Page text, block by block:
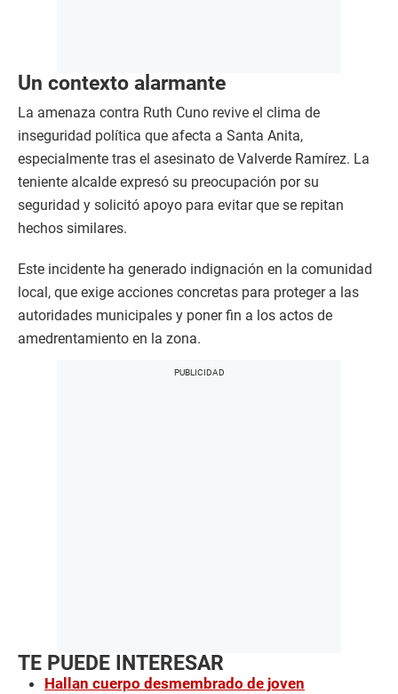
Un contexto alarmante
La amenaza contra Ruth Cuno revive el clima de
inseguridad política que afecta a Santa Anita,
especialmente tras el asesinato de Valverde Ramírez. La
teniente alcalde expresó su preocupación por su
seguridad y solicitó apoyo para evitar que se repitan
hechos similares.
Este incidente ha generado indignación en la comunidad
local, que exige acciones concretas para proteger a las
autoridades municipales y poner fin a los actos de
amedrentamiento en la zona.
TE PUEDE INTERESAR
Hallan cuerpo desmembrado de joven